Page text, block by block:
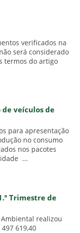
verificados na
será considerado
termos do artigo
veículos de
para apresentação
no consumo
nos pacotes
...
Trimestre de
realizou
619,40